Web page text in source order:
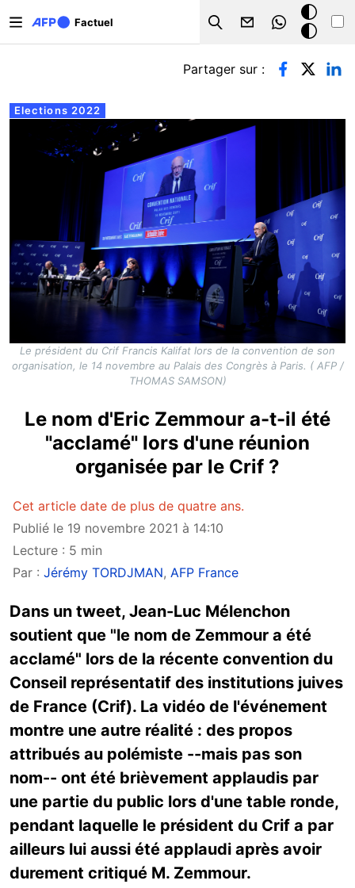
Factuel
Search
Mode
sombre
Onglets principaux
Elections 2022
Partager sur :
Le président du Crif Francis Kalifat lors de la convention de son
organisation, le 14 novembre au Palais des Congrès à Paris. ( AFP /
THOMAS SAMSON)
Le nom d'Eric Zemmour a-t-il été
"acclamé" lors d'une réunion
organisée par le Crif ?
Cet article date de plus de quatre ans.
Publié le 19 novembre 2021 à 14:10
Lecture : 5 min
Par : Jérémy TORDJMAN, AFP France
Dans un tweet, Jean-Luc Mélenchon
soutient que "le nom de Zemmour a été
acclamé" lors de la récente convention du
Conseil représentatif des institutions juives
de France (Crif). La vidéo de l'événement
montre une autre réalité : des propos
attribués au polémiste --mais pas son
nom-- ont été brièvement applaudis par
une partie du public lors d'une table ronde,
pendant laquelle le président du Crif a par
ailleurs lui aussi été applaudi après avoir
durement critiqué M. Zemmour.